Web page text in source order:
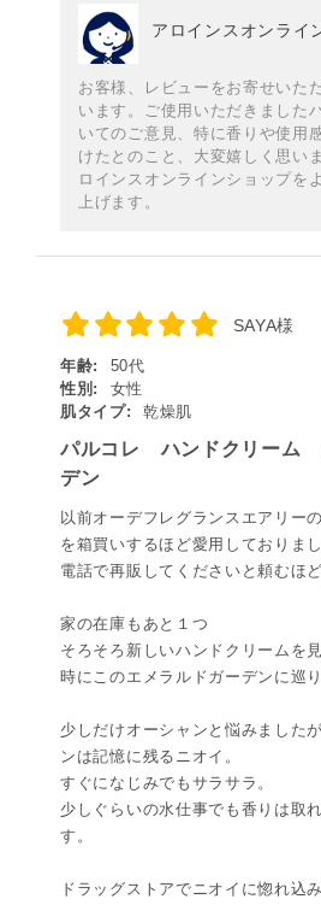
アロインスオンライ
お客様、レビューをお寄せいた
います。ご使用いただきました
いてのご意見、特に香りや使用
けたとのこと、大変嬉しく思い
ロインスオンラインショップを
上げます。
SAYA様
年齢:
50代
性別:
女性
肌タイプ:
乾燥肌
パルコレ ハンドクリーム
デン
以前オーデフレグランスエアリー
を箱買いするほど愛用しておりまし
電話で再販してくださいと頼むほ
家の在庫もあと１つ
そろそろ新しいハンドクリームを
時にこのエメラルドガーデンに巡
少しだけオーシャンと悩みました
ンは記憶に残るニオイ。
すぐになじみでもサラサラ。
少しぐらいの水仕事でも香りは取
す。
ドラッグストアでニオイに惚れ込